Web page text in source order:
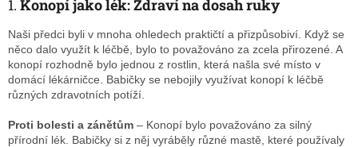
1. Konopí jako lék: Zdraví na dosah ruky
Naši předci byli v mnoha ohledech praktičtí a přizpůsobiví. Když se
něco dalo využít k léčbě, bylo to považováno za zcela přirozené. A
konopí rozhodně bylo jednou z rostlin, která našla své místo v
domácí lékárničce. Babičky se nebojily využívat konopí k léčbě
různých zdravotních potíží.
Proti bolesti a zánětům – Konopí bylo považováno za silný
přírodní lék. Babičky si z něj vyráběly různé mastě, které používaly